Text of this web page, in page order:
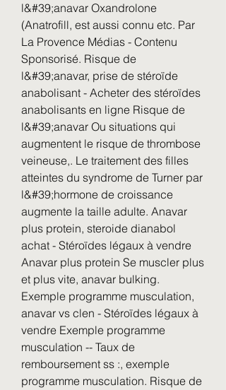
l&#39;anavar Oxandrolone
(Anatrofill, est aussi connu etc. Par
La Provence Médias - Contenu
Sponsorisé. Risque de
l&#39;anavar, prise de stéroïde
anabolisant - Acheter des stéroïdes
anabolisants en ligne Risque de
l&#39;anavar Ou situations qui
augmentent le risque de thrombose
veineuse,. Le traitement des filles
atteintes du syndrome de Turner par
l&#39;hormone de croissance
augmente la taille adulte. Anavar
plus protein, steroide dianabol
achat - Stéroïdes légaux à vendre
Anavar plus protein Se muscler plus
et plus vite, anavar bulking.
Exemple programme musculation,
anavar vs clen - Stéroïdes légaux à
vendre Exemple programme
musculation -- Taux de
remboursement ss :, exemple
programme musculation. Risque de